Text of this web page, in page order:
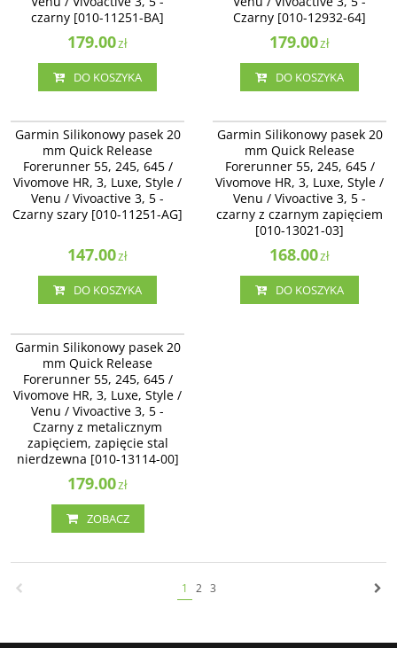
czarny [010-11251-BA]
179.00zł
DO KOSZYKA
Czarny [010-12932-64]
179.00zł
DO KOSZYKA
Garmin Silikonowy pasek 20 mm
Quick Release Forerunner 55, 245,
645 / Vivomove HR, 3, Luxe, Style /
Venu / Vivoactive 3, 5 - Czarny
szary [010-11251-AG]
Garmin Silikonowy pasek 20
mm Quick Release
Forerunner 55, 245, 645 /
Vivomove HR, 3, Luxe, Style /
Venu / Vivoactive 3, 5 -
Czarny szary [010-11251-AG]
147.00zł
DO KOSZYKA
Garmin Silikonowy pasek 20 mm
Quick Release Forerunner 55, 245,
645 / Vivomove HR, 3, Luxe, Style /
Venu / Vivoactive 3 - czarny z
czarnym zapięciem [010-13021-03]
Garmin Silikonowy pasek 20
mm Quick Release
Forerunner 55, 245, 645 /
Vivomove HR, 3, Luxe, Style /
Venu / Vivoactive 3, 5 -
czarny z czarnym zapięciem
[010-13021-03]
168.00zł
DO KOSZYKA
Garmin Silikonowy pasek 20 mm
Quick Release Forerunner 55, 245,
645 / Vivomove HR, 3, Luxe, Style /
Venu / Vivoactive 3 - Czarny z
metalicznym zapięciem, zapięcie
stal nierdzewna [010-13114-00]
Dostępność: Zakończono
produkcję. Produkt niedostępny.
Garmin Silikonowy pasek 20
mm Quick Release
Forerunner 55, 245, 645 /
Vivomove HR, 3, Luxe, Style /
Venu / Vivoactive 3, 5 -
Czarny z metalicznym
zapięciem, zapięcie stal
nierdzewna [010-13114-00]
179.00zł
ZOBACZ
1 2 3